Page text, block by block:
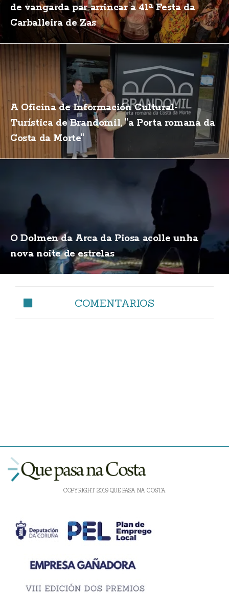
de vangarda par arrincar a 41ª Festa da
Carballeira de Zas
A Oficina de Información Cultural-
Turística de Brandomil, "a Porta romana da
Costa da Morte"
O Dolmen da Arca da Piosa acolle unha
nova noite de estrelas
COMENTARIOS
COPYRIGHT 2019 QUE PASA NA COSTA